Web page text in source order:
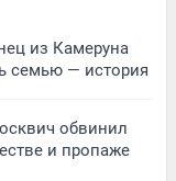
из Камеруна
семью — история
обвинил
и пропаже